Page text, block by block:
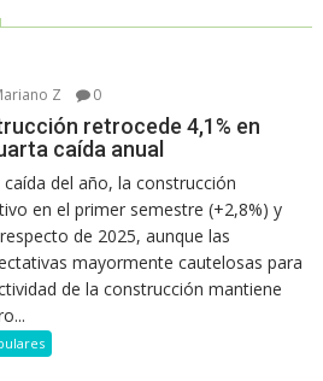
Z 0
retrocede 4,1% en
caída anual
del año, la construcción
en el primer semestre (+2,8%) y
de 2025, aunque las
mayormente cautelosas para
de la construcción mantiene